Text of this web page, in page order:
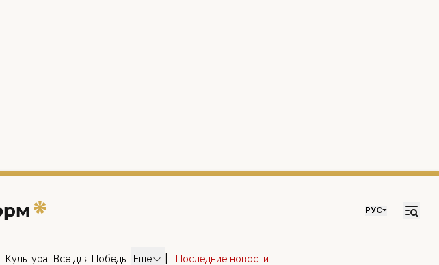
РУС
Культура Всё для Победы Ещё Последние новости